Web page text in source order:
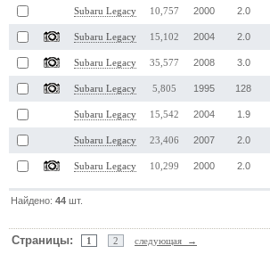
Subaru Legacy 10,757 2000 2.0
Subaru Legacy 15,102 2004 2.0
Subaru Legacy 35,577 2008 3.0
Subaru Legacy 5,805 1995 128
Subaru Legacy 15,542 2004 1.9
Subaru Legacy 23,406 2007 2.0
Subaru Legacy 10,299 2000 2.0
Найдено:44 шт.
Страницы: 1 2 следующая →